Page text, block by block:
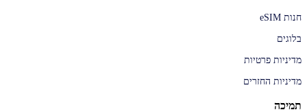
חנות eSIM
בלוגים
מדיניות פרטיות
מדיניות החזרים
תמיכה